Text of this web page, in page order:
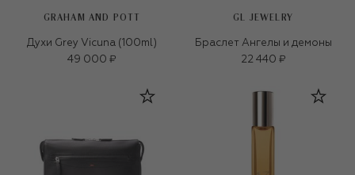
GRAHAM AND POTT
Духи Grey Vicuna (100ml)
49 000 ₽
GL JEWELRY
Браслет Ангелы и демоны
22 440 ₽